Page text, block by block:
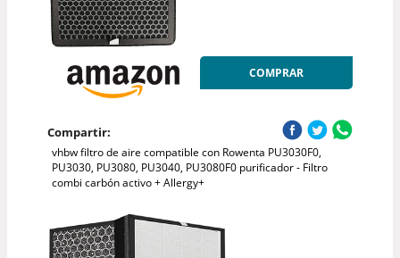
COMPRAR
Compartir:
vhbw filtro de aire compatible con Rowenta PU3030F0,
PU3030, PU3080, PU3040, PU3080F0 purificador - Filtro
combi carbón activo + Allergy+